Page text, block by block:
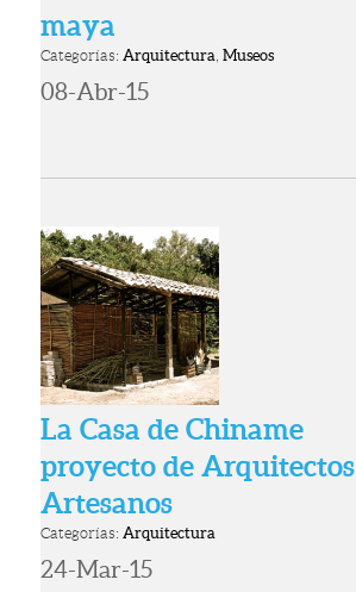
maya
Categorías: Arquitectura ,Museos
08-Abr-15
La Casa de Chiname
proyecto de Arquitectos
Artesanos
Categorías: Arquitectura
24-Mar-15